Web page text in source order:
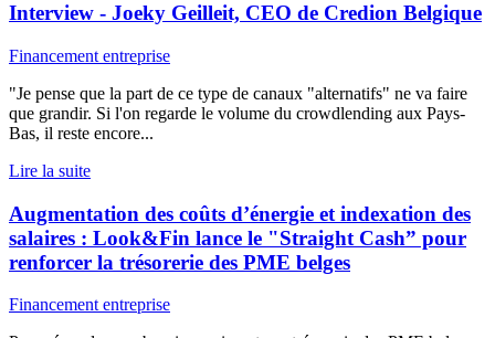
Interview - Joeky Geilleit, CEO de Credion Belgique
Financement entreprise
"Je pense que la part de ce type de canaux "alternatifs" ne va faire
que grandir. Si l'on regarde le volume du crowdlending aux Pays-
Bas, il reste encore...
Lire la suite
Augmentation des coûts d’énergie et indexation des
salaires : Look&Fin lance le "Straight Cash” pour
renforcer la trésorerie des PME belges
Financement entreprise